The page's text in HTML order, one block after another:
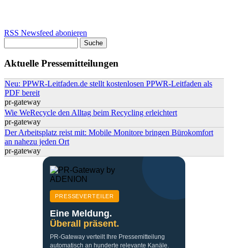
RSS Newsfeed abonieren
Aktuelle Pressemitteilungen
Neu: PPWR-Leitfaden.de stellt kostenlosen PPWR-Leitfaden als
PDF bereit
pr-gateway
Wie WeRecycle den Alltag beim Recycling erleichtert
pr-gateway
Der Arbeitsplatz reist mit: Mobile Monitore bringen Bürokomfort
an nahezu jeden Ort
pr-gateway
PRESSEVERTEILER
Eine Meldung.
Überall präsent.
PR-Gateway verteilt Ihre Pressemitteilung
automatisch an hunderte relevante Kanäle.